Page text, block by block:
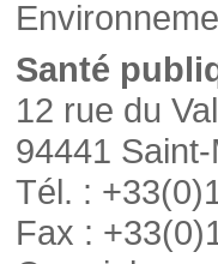
Santé
12 rue du
94441
Tél. :
Fax :